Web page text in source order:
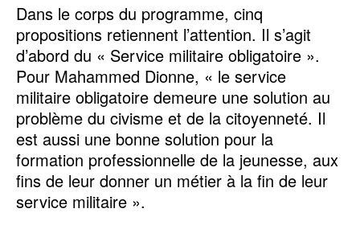
Dans le corps du programme, cinq
propositions retiennent l’attention. Il s’agit
d’abord du « Service militaire obligatoire ».
Pour Mahammed Dionne, « le service
militaire obligatoire demeure une solution au
problème du civisme et de la citoyenneté. Il
est aussi une bonne solution pour la
formation professionnelle de la jeunesse, aux
fins de leur donner un métier à la fin de leur
service militaire ».